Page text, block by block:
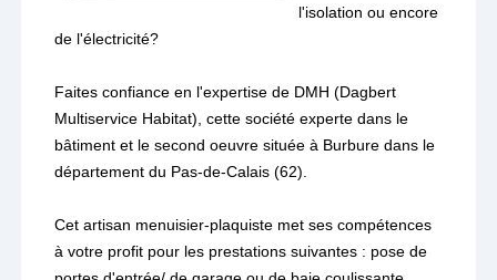
l'isolation ou encore
de l'électricité?
Faites confiance en l'expertise de DMH (Dagbert
Multiservice Habitat), cette société experte dans le
bâtiment et le second oeuvre située à Burbure dans le
département du Pas-de-Calais (62).
Cet artisan menuisier-plaquiste met ses compétences
à votre profit pour les prestations suivantes : pose de